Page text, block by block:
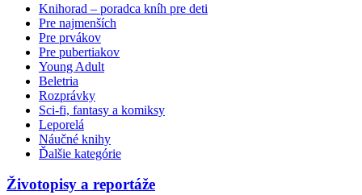
Knihorad – poradca kníh pre deti
Pre najmenších
Pre prvákov
Pre pubertiakov
Young Adult
Beletria
Rozprávky
Sci-fi, fantasy a komiksy
Leporelá
Náučné knihy
Ďalšie kategórie
Životopisy a reportáže